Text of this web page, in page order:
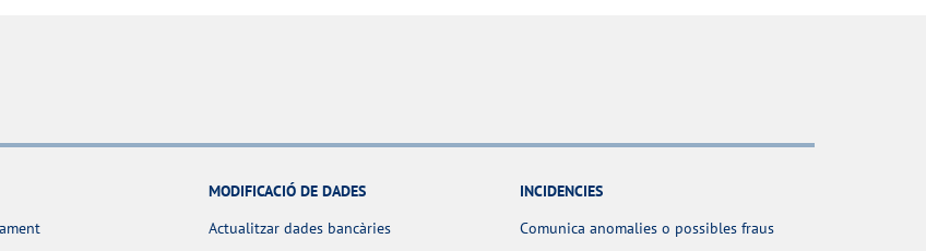
MODIFICACIÓ DE DADES
Actualitzar dades bancàries
INCIDENCIES
Comunica anomalies o possibles fraus